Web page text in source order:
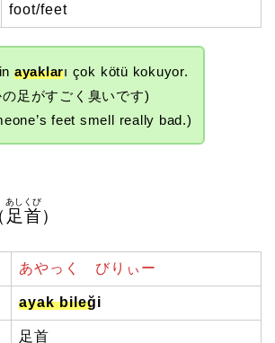
foot/feet
ayakları çok kötü kokuyor.
の足がすごく臭いです)
feet smell really bad.)
足首
あしくび
）
あやっく びりぃー
ayak bileği
足首